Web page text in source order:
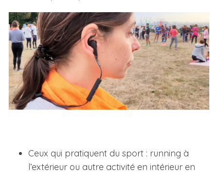
Ceux qui pratiquent du sport : running à
l’extérieur ou autre activité en intérieur en